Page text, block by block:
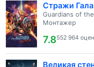
Стражи
Guardians of
Монтажер
7.8552 964
Великая